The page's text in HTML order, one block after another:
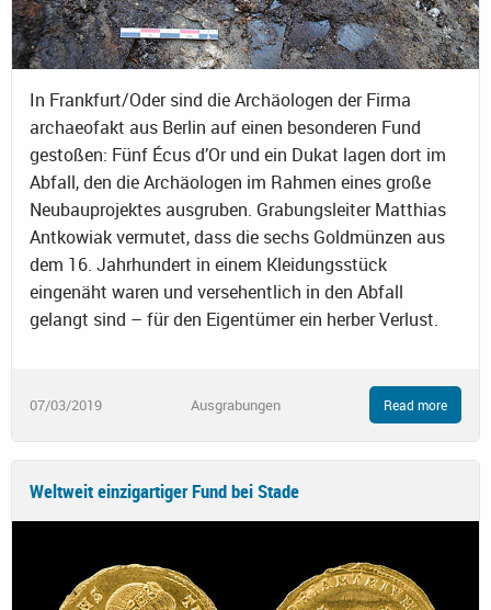
In Frankfurt/Oder sind die Archäologen der Firma
archaeofakt aus Berlin auf einen besonderen Fund
gestoßen: Fünf Écus d’Or und ein Dukat lagen dort im
Abfall, den die Archäologen im Rahmen eines große
Neubauprojektes ausgruben. Grabungsleiter Matthias
Antkowiak vermutet, dass die sechs Goldmünzen aus
dem 16. Jahrhundert in einem Kleidungsstück
eingenäht waren und versehentlich in den Abfall
gelangt sind – für den Eigentümer ein herber Verlust.
07/03/2019 Ausgrabungen Read more
Weltweit einzigartiger Fund bei Stade